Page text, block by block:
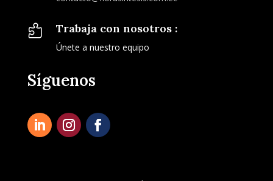
 Trabaja con nosotros :
Únete a nuestro equipo
Síguenos